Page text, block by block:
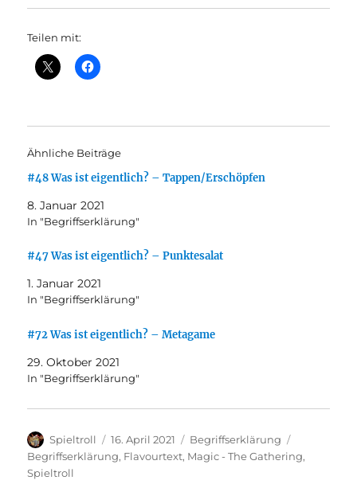
Teilen mit:
Ähnliche Beiträge
#48 Was ist eigentlich? – Tappen/Erschöpfen
8. Januar 2021
In "Begriffserklärung"
#47 Was ist eigentlich? – Punktesalat
1. Januar 2021
In "Begriffserklärung"
#72 Was ist eigentlich? – Metagame
29. Oktober 2021
In "Begriffserklärung"
Autor
Spieltroll
Veröffentlicht
am
16. April 2021 Kategorien
Begriffserklärung
Begriffserklärung, Flavourtext, Magic - The Gathering,
Spieltroll